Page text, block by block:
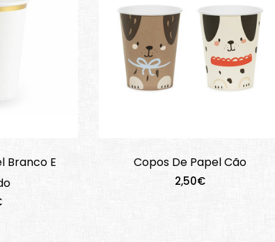
Branco E
Copos De Papel Cão
2,50€